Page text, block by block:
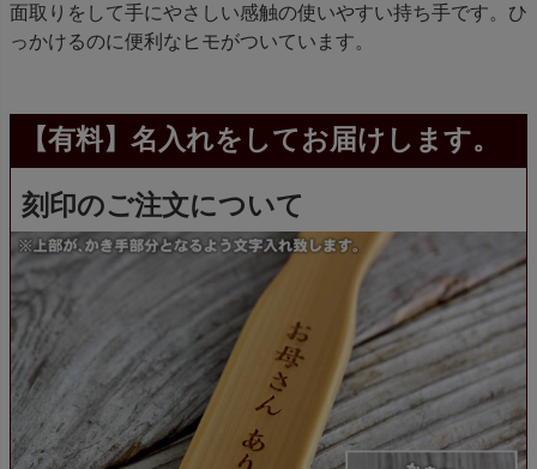
面取りをして手にやさしい感触の使いやすい持ち手です。ひ
っかけるのに便利なヒモがついています。
【有料】名入れをしてお届けします。
刻印のご注文について